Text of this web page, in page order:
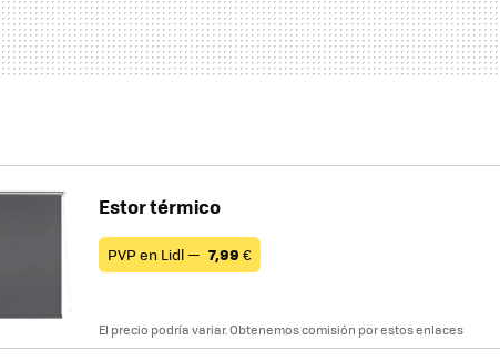
Estor térmico
PVP en Lidl — 7,99 €
El precio podría variar. Obtenemos comisión por estos enlaces